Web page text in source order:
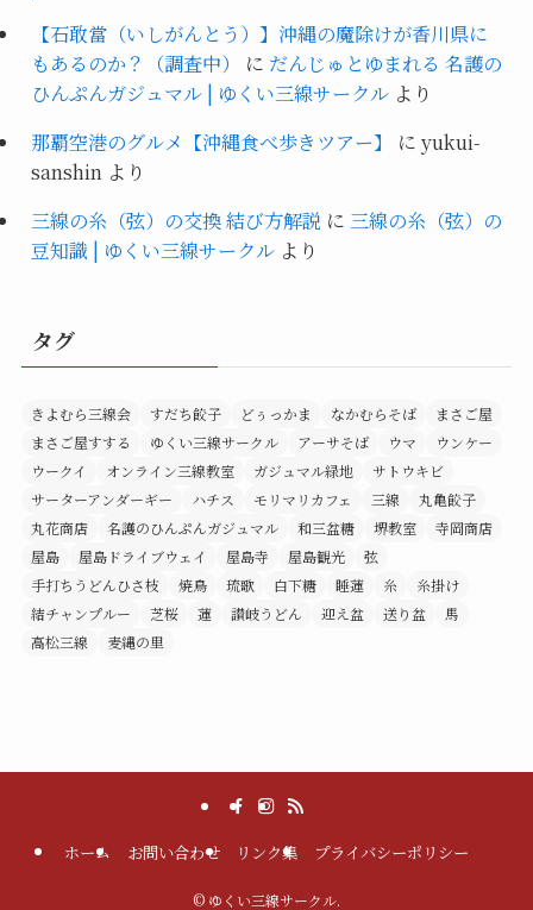
【石敢當（いしがんとう）】沖縄の魔除けが香川県に
もあるのか？（調査中）
に だんじゅとゆまれる 名護の
ひんぷんガジュマル | ゆくい三線サークルより
那覇空港のグルメ【沖縄食べ歩きツアー】
に yukui-
sanshinより
三線の糸（弦）の交換 結び方解説 に 三線の糸（弦）の
豆知識 | ゆくい三線サークルより
タグ
きよむら三線会 すだち餃子 どぅっかま なかむらそば
まさご屋
まさご屋すする
ゆくい三線サークル アーサそば ウマ
ウンケー
ウークイ
オンライン三線教室 ガジュマル緑地
サトウキビ
サーターアンダーギー
ハチス モリマリカフェ 三線
丸亀餃子
丸花商店
名護のひんぷんガジュマル 和三盆糖 堺教室
寺岡商店
屋島
屋島ドライブウェイ 屋島寺 屋島観光
弦
手打ちうどんひさ枝
焼鳥 琉歌 白下糖 睡蓮 糸
糸掛け
結チャンプルー
芝桜 蓮 讃岐うどん 迎え盆 送り盆
馬
高松三線
麦縄の里
ホーム お問い合わせ リンク集 プライバシーポリシー
© ゆくい三線サークル.